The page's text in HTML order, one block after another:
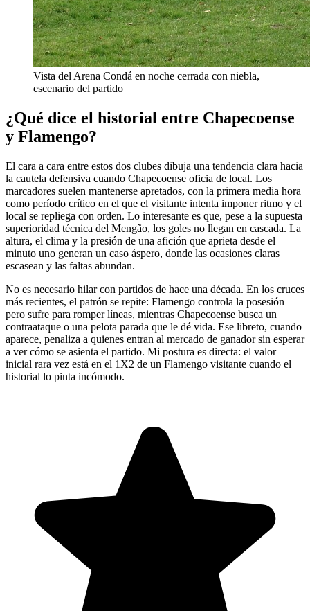
Vista del Arena Condá en noche cerrada con niebla,
escenario del partido
¿Qué dice el historial entre Chapecoense
y Flamengo?
El cara a cara entre estos dos clubes dibuja una tendencia clara hacia
la cautela defensiva cuando Chapecoense oficia de local. Los
marcadores suelen mantenerse apretados, con la primera media hora
como período crítico en el que el visitante intenta imponer ritmo y el
local se repliega con orden. Lo interesante es que, pese a la supuesta
superioridad técnica del Mengão, los goles no llegan en cascada. La
altura, el clima y la presión de una afición que aprieta desde el
minuto uno generan un caso áspero, donde las ocasiones claras
escasean y las faltas abundan.
No es necesario hilar con partidos de hace una década. En los cruces
más recientes, el patrón se repite: Flamengo controla la posesión
pero sufre para romper líneas, mientras Chapecoense busca un
contraataque o una pelota parada que le dé vida. Ese libreto, cuando
aparece, penaliza a quienes entran al mercado de ganador sin esperar
a ver cómo se asienta el partido. Mi postura es directa: el valor
inicial rara vez está en el 1X2 de un Flamengo visitante cuando el
historial lo pinta incómodo.